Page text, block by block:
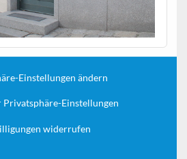
Einstellungen ändern
Einstellungen
widerrufen